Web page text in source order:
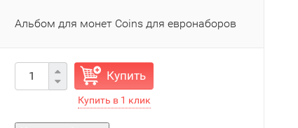
Альбом для монет Coins для евронаборов
Купить